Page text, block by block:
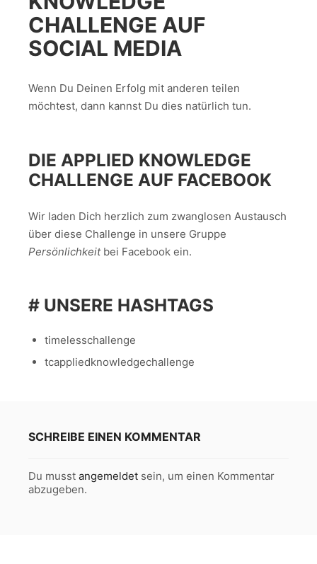
CHALLENGE AUF
SOCIAL MEDIA
Wenn Du Deinen Erfolg mit anderen teilen
möchtest, dann kannst Du dies natürlich tun.
DIE APPLIED KNOWLEDGE
CHALLENGE AUF FACEBOOK
Wir laden Dich herzlich zum zwanglosen Austausch
über diese Challenge in unsere Gruppe
Persönlichkeitbei Facebook ein.
# UNSERE HASHTAGS
timelesschallenge
tcappliedknowledgechallenge
SCHREIBE EINEN KOMMENTAR
Du musst angemeldet sein, um einen Kommentar
abzugeben.